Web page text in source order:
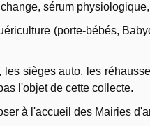
sérum
(porte-bébés,
les sièges auto, les
l'objet de cette collecte.
à l'accueil des Mairies